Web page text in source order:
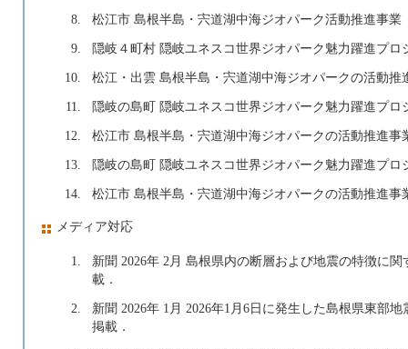
8.
松江市 島根半島・宍道湖中海ジオパーク活動推進事業
9.
隠岐４町村 隠岐ユネスコ世界ジオパーク魅力躍進プロ
10.
松江・出雲 島根半島・宍道湖中海ジオパークの活動推
11.
隠岐の島町 隠岐ユネスコ世界ジオパーク魅力躍進プロ
12.
松江市 島根半島・宍道湖中海ジオパークの活動推進事
13.
隠岐の島町 隠岐ユネスコ世界ジオパーク魅力躍進プロ
14.
松江市 島根半島・宍道湖中海ジオパークの活動推進事
メディア対応
1.
新聞 2026年 2月 島根県内の断層および地震の特徴に
載．
2.
新聞 2026年 1月 2026年1月6日に発生した島根県東部
掲載．